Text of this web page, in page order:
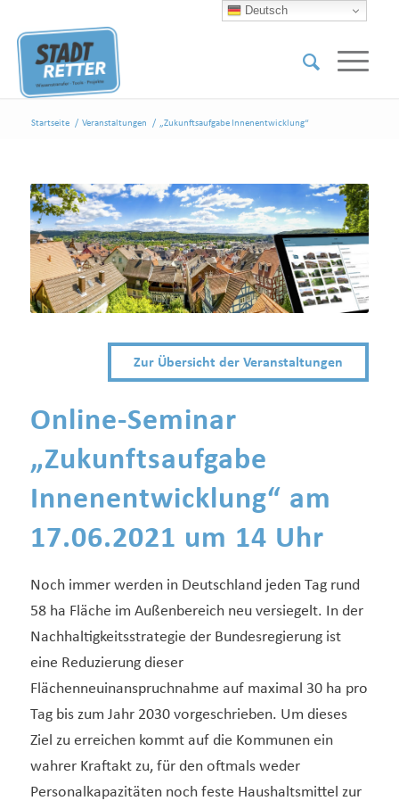
Startseite / Veranstaltungen / „Zukunftsaufgabe Innenentwicklung“
Zur Übersicht der Veranstaltungen
Online-Seminar
„Zukunftsaufgabe
Innenentwicklung“ am
17.06.2021 um 14 Uhr
Noch immer werden in Deutschland jeden Tag rund
58 ha Fläche im Außenbereich neu versiegelt. In der
Nachhaltigkeitsstrategie der Bundesregierung ist
eine Reduzierung dieser
Flächenneuinanspruchnahme auf maximal 30 ha pro
Tag bis zum Jahr 2030 vorgeschrieben. Um dieses
Ziel zu erreichen kommt auf die Kommunen ein
wahrer Kraftakt zu, für den oftmals weder
Personalkapazitäten noch feste Haushaltsmittel zur
Deutsch